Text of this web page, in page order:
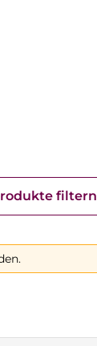
filtern